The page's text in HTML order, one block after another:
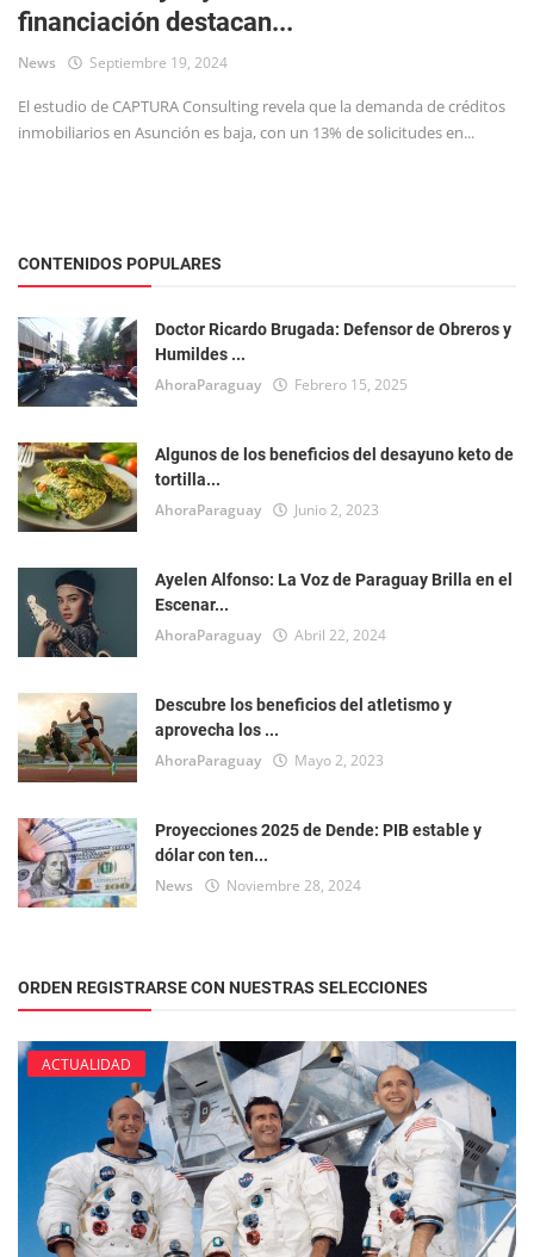
Tecnología
financiación destacan...
News Septiembre 19, 2024
El estudio de CAPTURA Consulting revela que la demanda de créditos
inmobiliarios en Asunción es baja, con un 13% de solicitudes en...
CONTENIDOS POPULARES
Doctor Ricardo Brugada: Defensor de Obreros y
Humildes ...
AhoraParaguay Febrero 15, 2025
Algunos de los beneficios del desayuno keto de
tortilla...
AhoraParaguay Junio 2, 2023
Ayelen Alfonso: La Voz de Paraguay Brilla en el
Escenar...
AhoraParaguay Abril 22, 2024
Descubre los beneficios del atletismo y
aprovecha los ...
AhoraParaguay Mayo 2, 2023
Proyecciones 2025 de Dende: PIB estable y
dólar con ten...
News Noviembre 28, 2024
ORDEN REGISTRARSE CON NUESTRAS SELECCIONES
ACTUALIDAD